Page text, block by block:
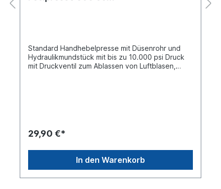
Standard Handhebelpresse mit Düsenrohr und
Hydraulikmundstück mit bis zu 10.000 psi Druck
mit Druckventil zum Ablassen von Luftblasen,
29,90 €*
In den Warenkorb